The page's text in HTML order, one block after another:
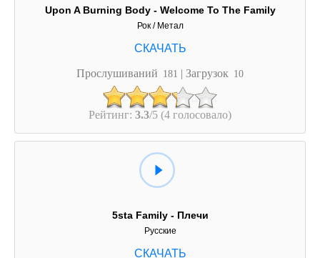
Upon A Burning Body - Welcome To The Family
Рок / Метал
Прослушиваний 181 | Загрузок 10
Рейтинг: 3.3/5 (4 голосовало)
5sta Family - Плечи
Русские